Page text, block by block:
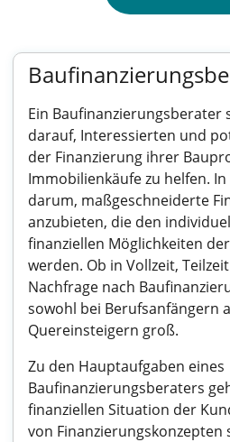
Ein Baufinanzierungsberater
darauf, Interessierten und
der Finanzierung ihrer
Immobilienkäufe zu helfen.
darum, maßgeschneiderte
anzubieten, die den
finanziellen Möglichkeiten
werden. Ob in Vollzeit,
Nachfrage nach
sowohl bei Berufsanfängern
Quereinsteigern groß.
Zu den Hauptaufgaben eines
Baufinanzierungsberaters
finanziellen Situation der
von Finanzierungskonzepten